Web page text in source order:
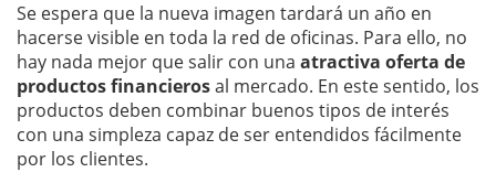
Se espera que la nueva imagen tardará un año en
hacerse visible en toda la red de oficinas. Para ello, no
hay nada mejor que salir con una atractiva oferta de
productos financierosal mercado. En este sentido, los
productos deben combinar buenos tipos de interés
con una simpleza capaz de ser entendidos fácilmente
por los clientes.